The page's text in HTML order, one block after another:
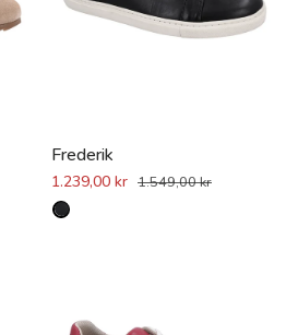
Frederik
1.239,00 kr 1.549,00 kr